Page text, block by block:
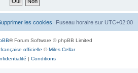
Fuseau horaire sur UTC+02:00
les cookies
® Forum Software © phpBB Limited
officielle ©Miles Cellar
| Conditions